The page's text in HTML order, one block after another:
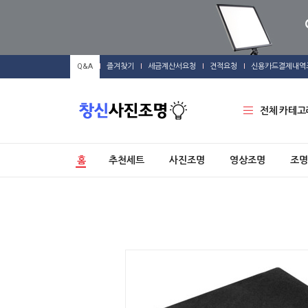
Q&A 즐겨찾기 세금계산서요청 견적요청 신용카드결제내역
전체 카테고
홈 추천세트 사진조명 영상조명 조